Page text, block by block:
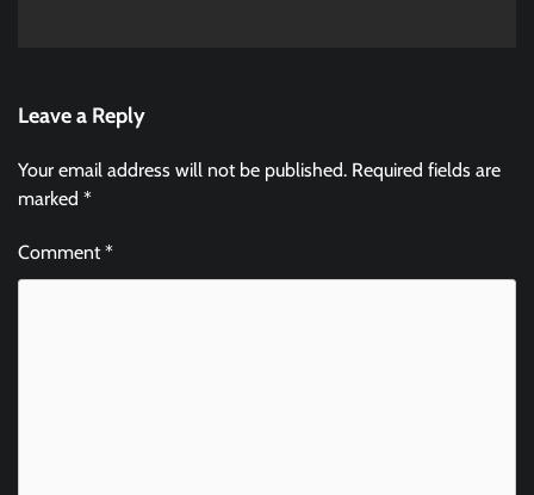
Leave a Reply
Your email address will not be published. Required fields are
marked *
Comment*